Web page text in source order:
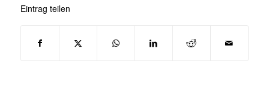
Eintrag teilen